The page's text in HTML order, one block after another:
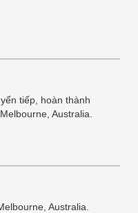
tiếp, hoàn thành
Australia.
Australia.